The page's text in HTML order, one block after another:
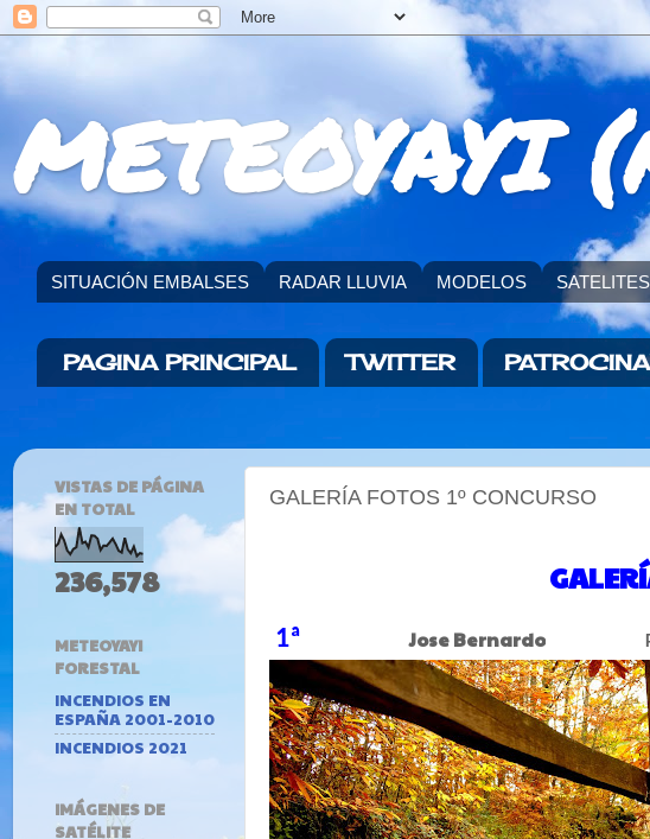
METEOYAYI
SITUACIÓN EMBALSES RADAR LLUVIA MODELOS SATELITES
PAGINA PRINCIPAL TWITTER
GALERÍA FOTOS 1º CONCURSO
1ª Jose BernardoPuerto
VISTAS DE PÁGINA
EN TOTAL
236,578
METEOYAYI
FORESTAL
INCENDIOS EN
ESPAÑA 2001-2010
INCENDIOS 2021
IMÁGENES DE
SATÉLITE